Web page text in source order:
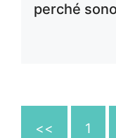
perché
<< 1